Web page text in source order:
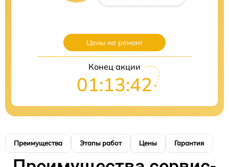
Цены на ремонт
Конец акции
01:13:41
Преимущества Этапы работ Цены Гарантия